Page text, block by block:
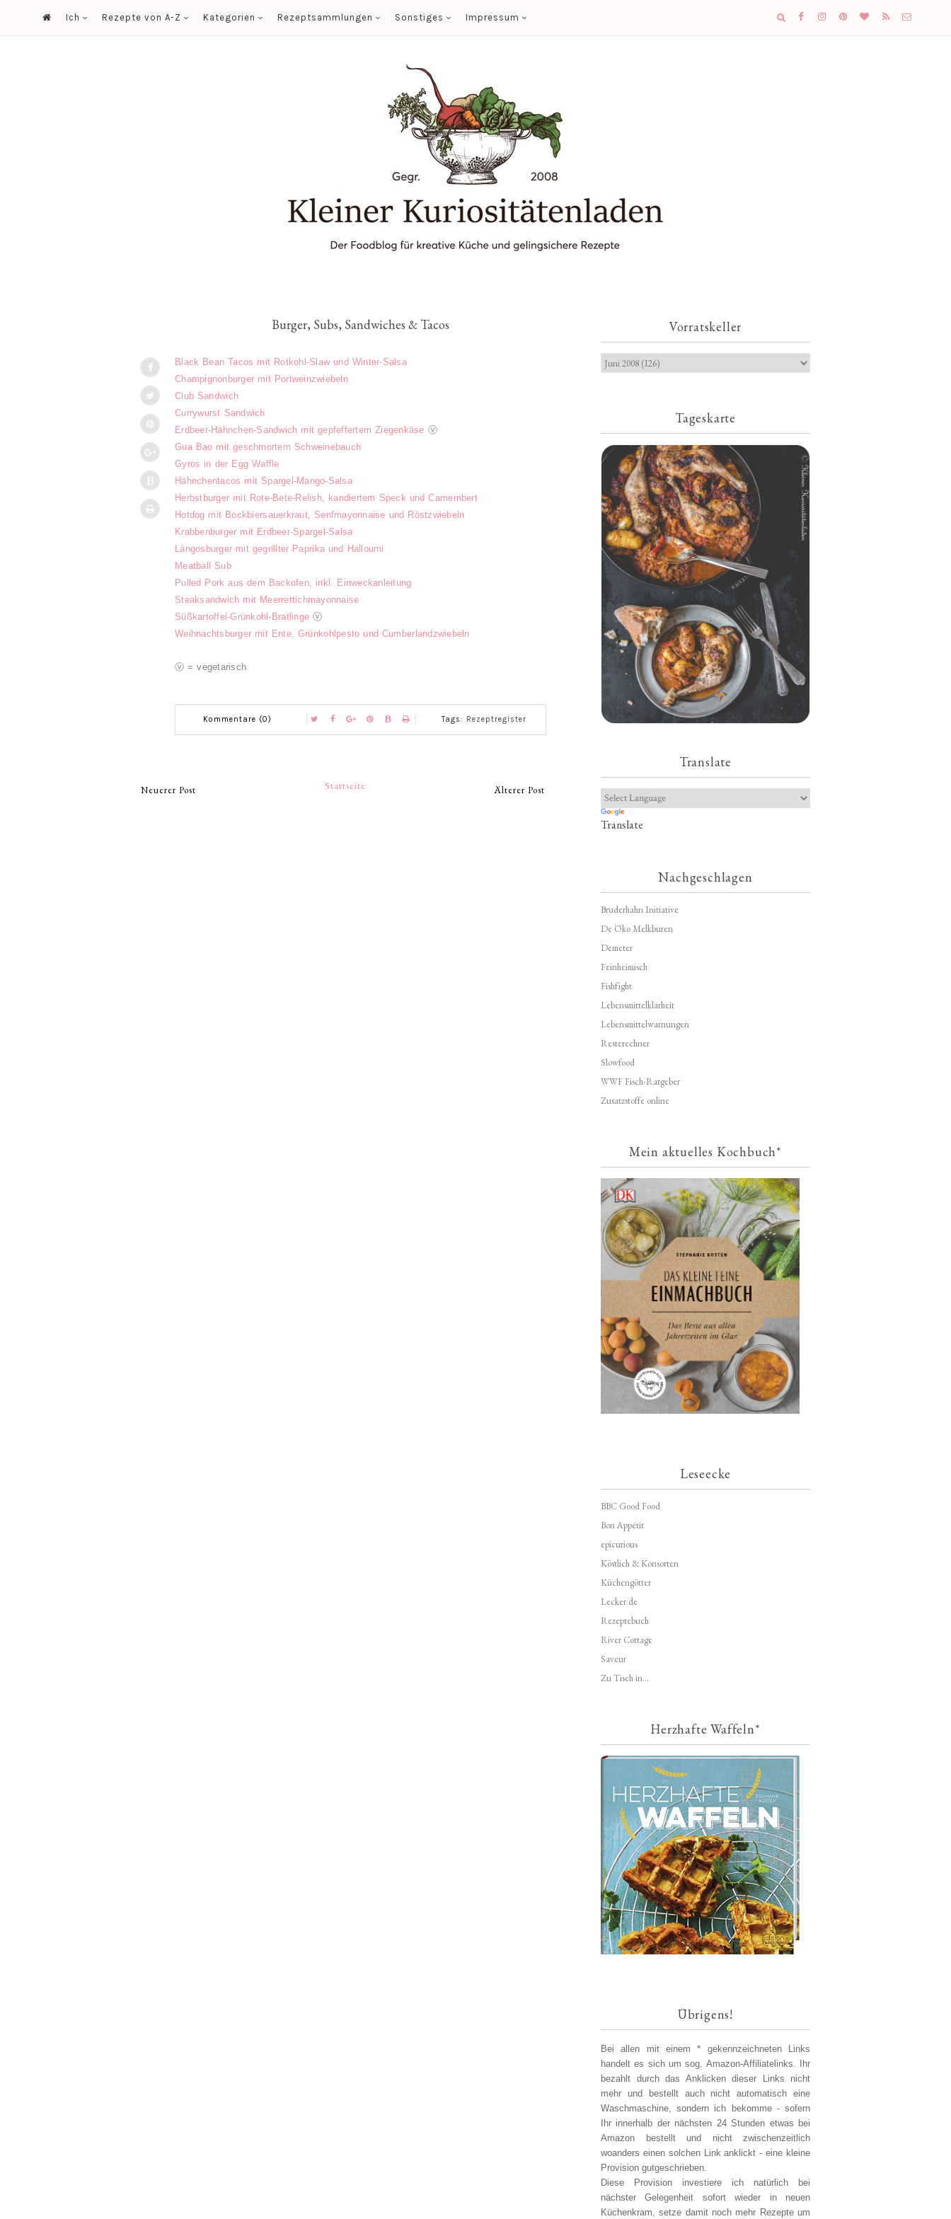
Ich Rezepte von A-Z Kategorien Rezeptsammlungen Sonstiges Impressum
Burger, Subs, Sandwiches & Tacos
Black Bean Tacos mit Rotkohl-Slaw und Winter-Salsa
Champignonburger mit Portweinzwiebeln
Club Sandwich
Currywurst Sandwich
Erdbeer-Hähnchen-Sandwich mit gepfeffertem Ziegenkäse ⓥ
Gua Bao mit geschmortem Schweinebauch
Gyros in der Egg Waffle
Hähnchentacos mit Spargel-Mango-Salsa
Herbstburger mit Rote-Bete-Relish, kandiertem Speck und Camembert
Hotdog mit Bockbiersauerkraut, Senfmayonnaise und Röstzwiebeln
Krabbenburger mit Erdbeer-Spargel-Salsa
Lángosburger mit gegrillter Paprika und Halloumi
Meatball Sub
Pulled Pork aus dem Backofen, inkl. Einweckanleitung
Steaksandwich mit Meerrettichmayonnaise
Süßkartoffel-Grünkohl-Bratlinge ⓥ
Weihnachtsburger mit Ente, Grünkohlpesto und Cumberlandzwiebeln
ⓥ = vegetarisch
Kommentare (0) Tags: Rezeptregister
Neuerer Post Älterer Post
Startseite
Vorratskeller
Tageskarte
Geschmorte Hähnchenschenkel auf
Paprikakraut und kleinen Kartoffeln
Translate
Translate
Nachgeschlagen
Bruderhahn Initiative
De Öko Melkburen
Demeter
Feinheimisch
Fishfight
Lebensmittelklarheit
Lebensmittelwarnungen
Resterechner
Slowfood
WWF Fisch-Ratgeber
Zusatzstoffe online
Mein aktuelles Kochbuch*
Leseecke
BBC Good Food
Bon Appétit
epicurious
Köstlich & Konsorten
Küchengötter
Lecker.de
Rezeptebuch
River Cottage
Saveur
Zu Tisch in...
Herzhafte Waffeln*
Übrigens!
Bei allen mit einem * gekennzeichneten Links
handelt es sich um sog. Amazon-Affiliatelinks. Ihr
bezahlt durch das Anklicken dieser Links nicht
mehr und bestellt auch nicht automatisch eine
Waschmaschine, sondern ich bekomme - sofern
Ihr innerhalb der nächsten 24 Stunden etwas bei
Amazon bestellt und nicht zwischenzeitlich
woanders einen solchen Link anklickt - eine kleine
Provision gutgeschrieben.
Diese Provision investiere ich natürlich bei
nächster Gelegenheit sofort wieder in neuen
Küchenkram, setze damit noch mehr Rezepte um